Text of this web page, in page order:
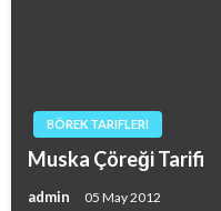
BÖREK TARIFLERI
Muska Çöreği Tarifi
admin 05 May 2012